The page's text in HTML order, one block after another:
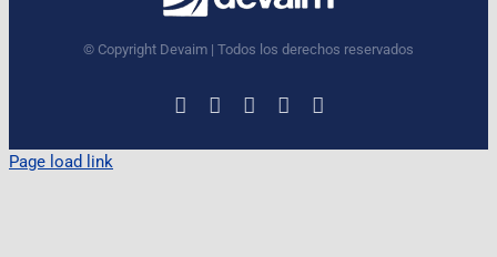
© Copyright Devaim | Todos los derechos reservados
LinkedInInstagramFacebook
X YouTube
Page load link